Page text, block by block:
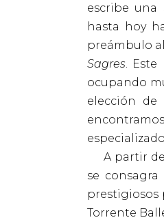
escribe una
hasta hoy
preámbulo
Sagres .
ocupando
elección
A partir
se
prestigiosos
Torrente